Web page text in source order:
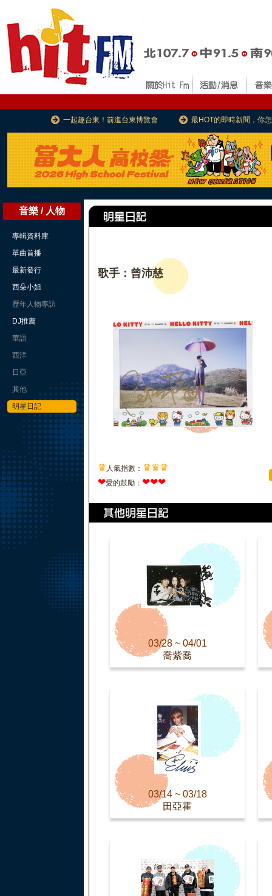
一起趣台東！前進台東博覽會 最HOT的即時新聞，你
音樂 / 人物
專輯資料庫
單曲首播
最新發行
西朵小姐
歷年人物專訪
DJ推薦
華語
西洋
日亞
其他
明星日記
歌手：曾沛慈
♛ 人氣指數： ♛♛♛
❤愛的鼓勵： ❤❤❤
03/28 ~ 04/01
喬紫喬
03/14 ~ 03/18
田亞霍